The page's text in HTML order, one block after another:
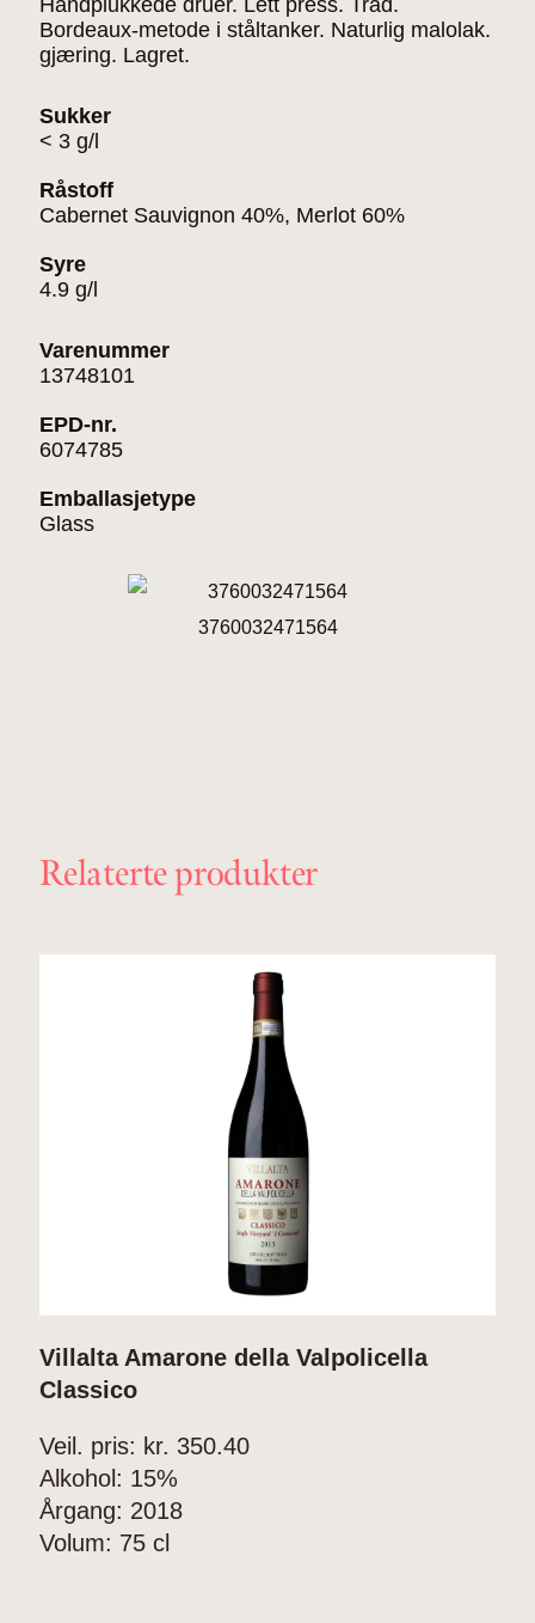
Håndplukkede druer. Lett press. Trad.
Bordeaux-metode i ståltanker. Naturlig malolak.
gjæring. Lagret.
Sukker
< 3 g/l
Råstoff
Cabernet Sauvignon 40%, Merlot 60%
Syre
4.9 g/l
Varenummer
13748101
EPD-nr.
6074785
Emballasjetype
Glass
3760032471564
Relaterte produkter
Villalta Amarone della Valpolicella
Classico
Veil. pris: kr. 350.40
Alkohol: 15%
Årgang: 2018
Volum: 75 cl